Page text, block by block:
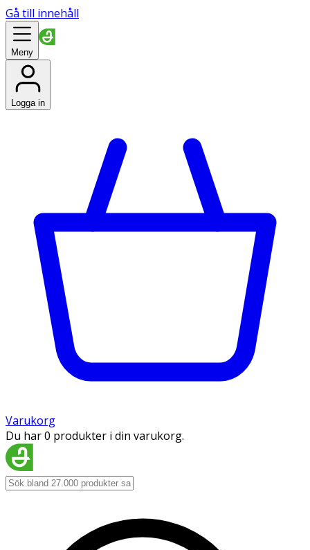
Gå till innehåll
Meny
Logga in
Varukorg
Du har 0 produkter i din varukorg.